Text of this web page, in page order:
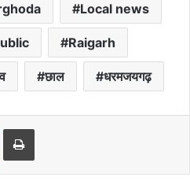
Local news
Raigarh
छाल धरमजयगढ़
Print